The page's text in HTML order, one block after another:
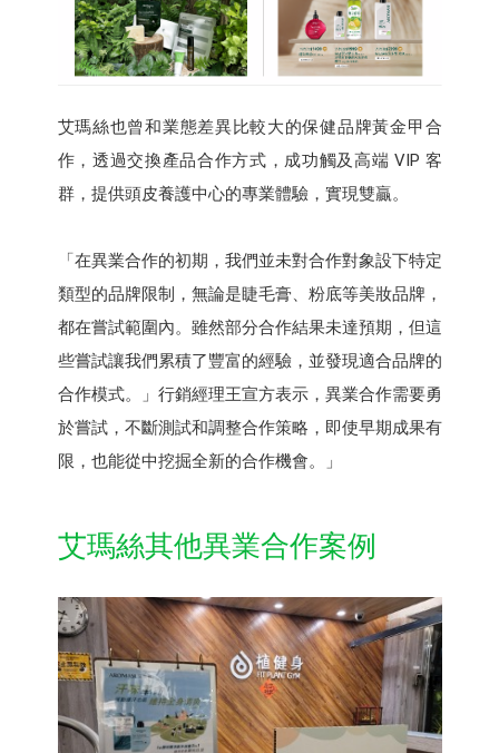
艾瑪絲也曾和業態差異比較大的保健品牌黃金甲合
作，透過交換產品合作方式，成功觸及高端 VIP 客
群，提供頭皮養護中心的專業體驗，實現雙贏。
「在異業合作的初期，我們並未對合作對象設下特定
類型的品牌限制，無論是睫毛膏、粉底等美妝品牌，
都在嘗試範圍內。雖然部分合作結果未達預期，但這
些嘗試讓我們累積了豐富的經驗，並發現適合品牌的
合作模式。」行銷經理王宣方表示，異業合作需要勇
於嘗試，不斷測試和調整合作策略，即使早期成果有
限，也能從中挖掘全新的合作機會。」
艾瑪絲其他異業合作案例